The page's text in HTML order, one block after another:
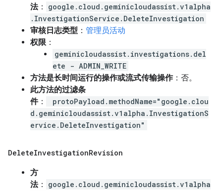
法：
google.cloud.geminicloudassist.v1alpha
.InvestigationService.DeleteInvestigation
审核日志类型 ： 管理员活动
权限 ：
geminicloudassist.investigations.del
ete - ADMIN_WRITE
方法是长时间运行的操作或流式传输操作：否。
此方法的过滤条
件：
protoPayload.methodName="google.clou
d.geminicloudassist.v1alpha.InvestigationS
ervice.DeleteInvestigation"
DeleteInvestigationRevision
方
法：
google.cloud.geminicloudassist.v1alpha